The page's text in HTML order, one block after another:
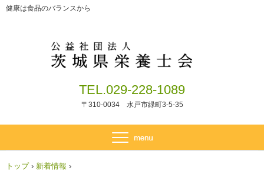
健康は食品のバランスから
TEL.029-228-1089
〒310-0034 水戸市緑町3-5-35
トップ › 新着情報 ›